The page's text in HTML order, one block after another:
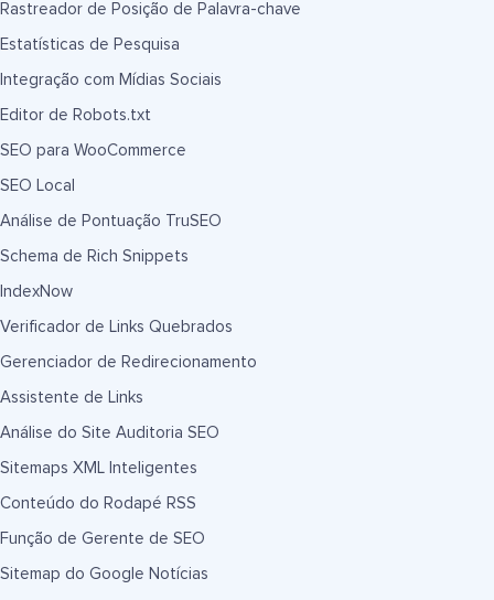
Rastreador de Posição de Palavra-chave
Estatísticas de Pesquisa
Integração com Mídias Sociais
Editor de Robots.txt
SEO para WooCommerce
SEO Local
Análise de Pontuação TruSEO
Schema de Rich Snippets
IndexNow
Verificador de Links Quebrados
Gerenciador de Redirecionamento
Assistente de Links
Análise do Site Auditoria SEO
Sitemaps XML Inteligentes
Conteúdo do Rodapé RSS
Função de Gerente de SEO
Sitemap do Google Notícias